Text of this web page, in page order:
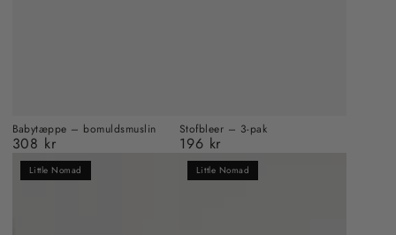
Babytæppe – bomuldsmuslin
Almindelig
pris
308 kr
Stofbleer – 3-pak
Almindelig
pris
196 kr
Little Nomad Little Nomad